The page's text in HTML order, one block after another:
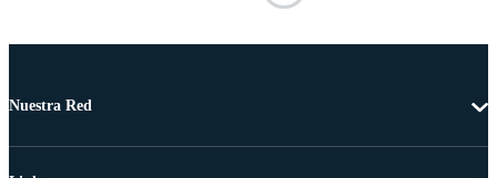
Nuestra Red